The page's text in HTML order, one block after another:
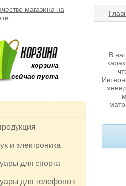
корзина
сейчас пуста
и электроника
для спорта
для телефонов
В